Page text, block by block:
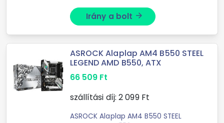
Irány a bolt arrow_forward
ASROCK Alaplap AM4 B550 STEEL
LEGEND AMD B550, ATX
66 509 Ft
szállítási díj: 2 099Ft
ASROCK Alaplap AM4 B550 STEEL